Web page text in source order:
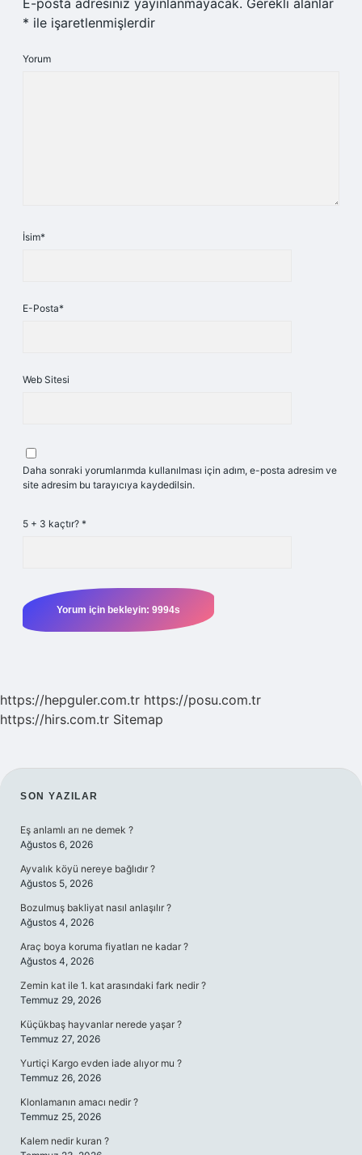
E-posta adresiniz yayınlanmayacak. Gerekli alanlar
* ile işaretlenmişlerdir
Yorum
İsim*
E-Posta*
Web Sitesi
Daha sonraki yorumlarımda kullanılması için adım, e-posta adresim ve
site adresim bu tarayıcıya kaydedilsin.
5 + 3 kaçtır? *
https://hepguler.com.tr https://posu.com.tr
https://hirs.com.tr Sitemap
SIDEBAR
SON YAZILAR
Eş anlamlı arı ne demek ?
Ağustos 6, 2026
Ayvalık köyü nereye bağlıdır ?
Ağustos 5, 2026
Bozulmuş bakliyat nasıl anlaşılır ?
Ağustos 4, 2026
Araç boya koruma fiyatları ne kadar ?
Ağustos 4, 2026
Zemin kat ile 1. kat arasındaki fark nedir ?
Temmuz 29, 2026
Küçükbaş hayvanlar nerede yaşar ?
Temmuz 27, 2026
Yurtiçi Kargo evden iade alıyor mu ?
Temmuz 26, 2026
Klonlamanın amacı nedir ?
Temmuz 25, 2026
Kalem nedir kuran ?